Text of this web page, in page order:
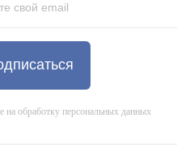
на обработку персональных данных